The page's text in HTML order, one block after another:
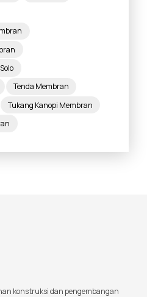
Tenda Membran
Tukang Kanopi Membran
konstruksi dan pengembangan